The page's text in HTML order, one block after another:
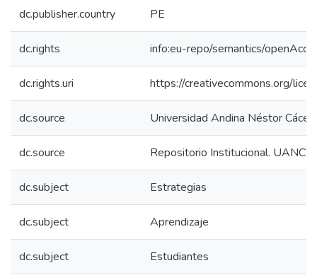
dc.publisher.country PE
dc.rights info:eu-repo/semantics/
dc.rights.uri https://creativecommons.org/
dc.source Universidad Andina Néstor
dc.source Repositorio Institucional. UANCV
dc.subject Estrategias
dc.subject Aprendizaje
dc.subject Estudiantes